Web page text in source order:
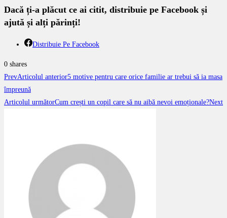
Dacă ți-a plăcut ce ai citit, distribuie pe Facebook și
ajută și alți părinți!
Distribuie Pe Facebook
0 shares
PrevArticolul anterior5 motive pentru care orice familie ar trebui să ia masa
împreună
Articolul următorCum crești un copil care să nu aibă nevoi emoționale?Next